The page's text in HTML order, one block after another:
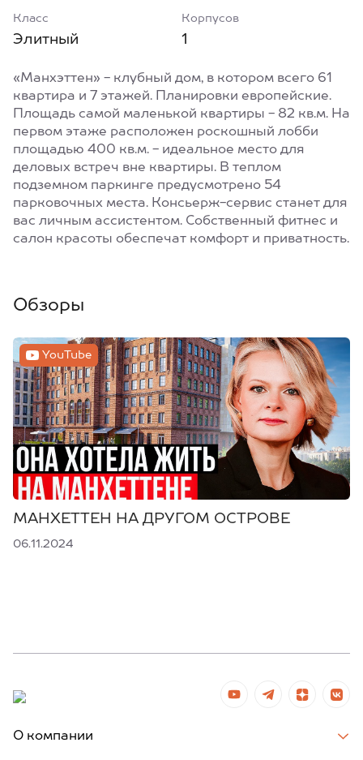
Класс
Элитный
Корпусов
1
«Манхэттен» - клубный дом, в котором всего 61
квартира и 7 этажей. Планировки европейские.
Площадь самой маленькой квартиры - 82 кв.м. На
первом этаже расположен роскошный лобби
площадью 400 кв.м. - идеальное место для
деловых встреч вне квартиры. В теплом
подземном паркинге предусмотрено 54
парковочных места. Консьерж-сервис станет для
вас личным ассистентом. Собственный фитнес и
салон красоты обеспечат комфорт и приватность.
Обзоры
YouTube
МАНХЕТТЕН НА ДРУГОМ ОСТРОВЕ
06.11.2024
О компании